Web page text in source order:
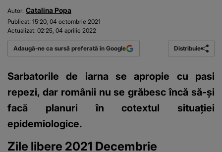
Autor: Catalina Popa
Publicat: 15:20, 04 octombrie 2021
Actualizat: 02:25, 04 aprilie 2022
Adaugă-ne ca sursă preferată în Google Distribuie
Sarbatorile de iarna se apropie cu pasi
repezi, dar românii nu se grăbesc încă să-și
facă planuri în cotextul situației
epidemiologice.
Zile libere 2021 Decembrie